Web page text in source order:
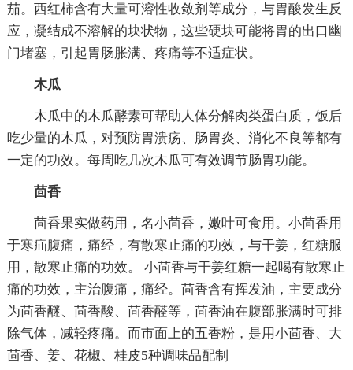
茄。西红柿含有大量可溶性收敛剂等成分，与胃酸发生反
应，凝结成不溶解的块状物，这些硬块可能将胃的出口幽
门堵塞，引起胃肠胀满、疼痛等不适症状。
木瓜
木瓜中的木瓜酵素可帮助人体分解肉类蛋白质，饭后
吃少量的木瓜，对预防胃溃疡、肠胃炎、消化不良等都有
一定的功效。每周吃几次木瓜可有效调节肠胃功能。
茴香
茴香果实做药用，名小茴香，嫩叶可食用。小茴香用
于寒疝腹痛，痛经，有散寒止痛的功效，与干姜，红糖服
用，散寒止痛的功效。 小茴香与干姜红糖一起喝有散寒止
痛的功效，主治腹痛，痛经。茴香含有挥发油，主要成分
为茴香醚、茴香酸、茴香醛等，茴香油在腹部胀满时可排
除气体，减轻疼痛。而市面上的五香粉，是用小茴香、大
茴香、姜、花椒、桂皮5种调味品配制